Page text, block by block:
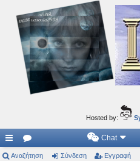
Ιδεογραφήματα
Αυτός ο τόπος φιλοδοξεί να ανοίγει μονοπάτια
Hosted by:
ρή .
Chat
Αναζήτηση Σύνδεση Εγγραφή